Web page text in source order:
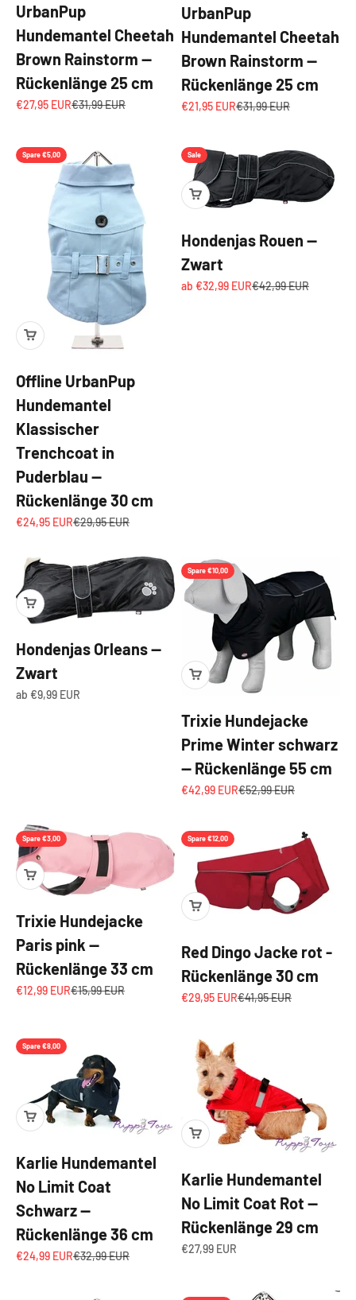
UrbanPup
Hundemantel Cheetah
Brown Rainstorm —
Rückenlänge 25 cm
Angebot
€27,95 EURRegulärer Preis
€31,99 EUR
UrbanPup
Hundemantel Cheetah
Brown Rainstorm —
Rückenlänge 25 cm
Angebot
€21,95 EURRegulärer Preis
€31,99 EUR
Spare €5,00
Offline UrbanPup
Hundemantel
Klassischer
Trenchcoat in
Puderblau —
Rückenlänge 30 cm
Angebot
€24,95 EURRegulärer Preis
€29,95 EUR
Sale
Hondenjas Rouen —
Zwart
Angebot
ab €32,99 EURRegulärer Preis
€42,99 EUR
Hondenjas Orleans —
Zwart
Angebot
ab €9,99 EUR
Spare €10,00
Trixie Hundejacke
Prime Winter schwarz
— Rückenlänge 55 cm
Angebot
€42,99 EURRegulärer Preis
€52,99 EUR
Spare €3,00
Trixie Hundejacke
Paris pink —
Rückenlänge 33 cm
Angebot
€12,99 EURRegulärer Preis
€15,99 EUR
Spare €12,00
Red Dingo Jacke rot -
Rückenlänge 30 cm
Angebot
€29,95 EURRegulärer Preis
€41,95 EUR
Spare €8,00
Karlie Hundemantel
No Limit Coat
Schwarz —
Rückenlänge 36 cm
Angebot
€24,99 EURRegulärer Preis
€32,99 EUR
Karlie Hundemantel
No Limit Coat Rot —
Rückenlänge 29 cm
Angebot
€27,99 EUR